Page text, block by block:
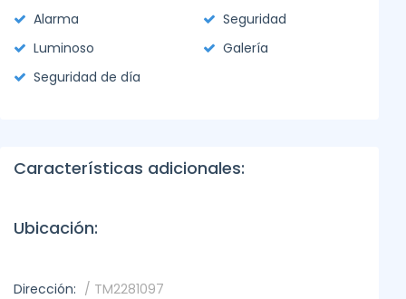
Alarma
Seguridad
Luminoso
Galería
Seguridad de día
Características adicionales:
Ubicación:
Dirección: / TM2281097